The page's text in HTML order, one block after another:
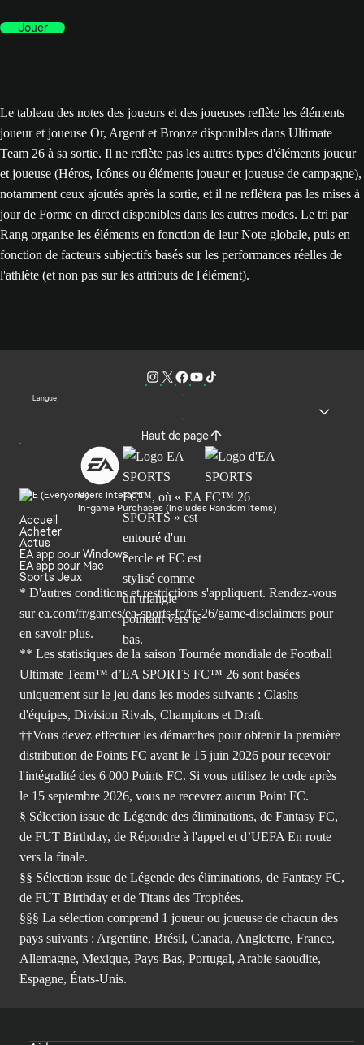
Jouer
Le tableau des notes des joueurs et des joueuses reflète les éléments
joueur et joueuse Or, Argent et Bronze disponibles dans Ultimate
Team 26 à sa sortie. Il ne reflète pas les autres types d'éléments joueur
et joueuse (Héros, Icônes ou éléments joueur et joueuse de campagne),
notamment ceux ajoutés après la sortie, et il ne reflètera pas les mises à
jour de Forme en direct disponibles dans les autres modes. Le tri par
Rang organise les éléments en fonction de leur Note globale, puis en
fonction de facteurs subjectifs basés sur les performances réelles de
l'athlète (et non pas sur les attributs de l'élément).
Langue
Haut de page
Users Interact
In-game Purchases (Includes Random Items)
Accueil
Acheter
Actus
EA app pour Windows
EA app pour Mac
Sports Jeux
* D'autres conditions et restrictions s'appliquent. Rendez-vous
sur ea.com/fr/games/ea-sports-fc/fc-26/game-disclaimers pour
en savoir plus.
** Les statistiques de la saison Tournée mondiale de Football
Ultimate Team™ d’EA SPORTS FC™ 26 sont basées
uniquement sur le jeu dans les modes suivants : Clashs
d'équipes, Division Rivals, Champions et Draft.
††Vous devez effectuer les démarches pour obtenir la première
distribution de Points FC avant le 15 juin 2026 pour recevoir
l'intégralité des 6 000 Points FC. Si vous utilisez le code après
le 15 septembre 2026, vous ne recevrez aucun Point FC.
§ Sélection issue de Légende des éliminations, de Fantasy FC,
de FUT Birthday, de Répondre à l'appel et d’UEFA En route
vers la finale.
§§ Sélection issue de Légende des éliminations, de Fantasy FC,
de FUT Birthday et de Titans des Trophées.
§§§ La sélection comprend 1 joueur ou joueuse de chacun des
pays suivants : Argentine, Brésil, Canada, Angleterre, France,
Allemagne, Mexique, Pays-Bas, Portugal, Arabie saoudite,
Espagne, États-Unis.